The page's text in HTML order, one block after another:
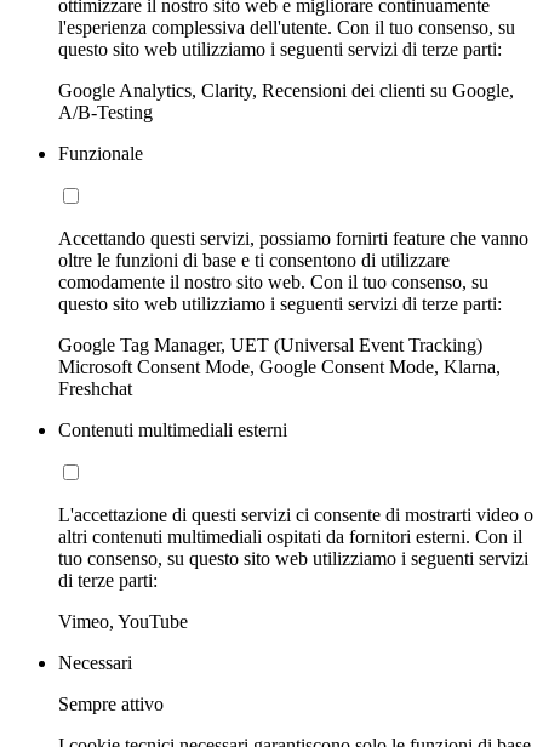
ottimizzare il nostro sito web e migliorare continuamente
l'esperienza complessiva dell'utente. Con il tuo consenso, su
questo sito web utilizziamo i seguenti servizi di terze parti:
Google Analytics, Clarity, Recensioni dei clienti su Google,
A/B-Testing
Funzionale
Accettando questi servizi, possiamo fornirti feature che vanno
oltre le funzioni di base e ti consentono di utilizzare
comodamente il nostro sito web. Con il tuo consenso, su
questo sito web utilizziamo i seguenti servizi di terze parti:
Google Tag Manager, UET (Universal Event Tracking)
Microsoft Consent Mode, Google Consent Mode, Klarna,
Freshchat
Contenuti multimediali esterni
L'accettazione di questi servizi ci consente di mostrarti video o
altri contenuti multimediali ospitati da fornitori esterni. Con il
tuo consenso, su questo sito web utilizziamo i seguenti servizi
di terze parti:
Vimeo, YouTube
Necessari
Sempre attivo